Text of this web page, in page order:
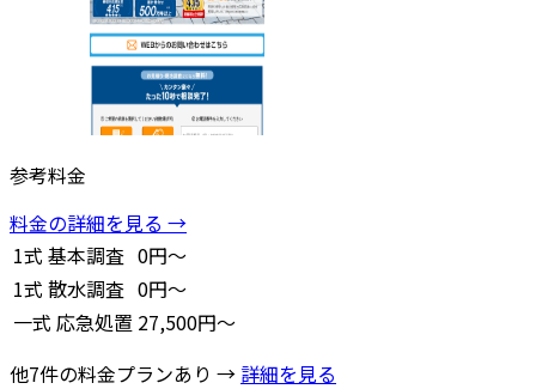
参考料金
料金の詳細を見る →
1式 基本調査 0円～
1式 散水調査 0円～
一式 応急処置 27,500円～
他7件の料金プランあり → 詳細を見る